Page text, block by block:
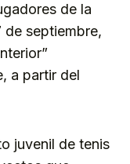
de la
de septiembre,
a partir del
juvenil de tenis